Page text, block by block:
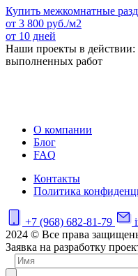
Купить межкомнатные
от 3 800 руб./м2
от 10 дней
Наши проекты в действии:
выполненных работ
О компании
Блог
FAQ
Контакты
Политика
+7 (968) 682-81-79
2024 © Все права
Заявка на разработку